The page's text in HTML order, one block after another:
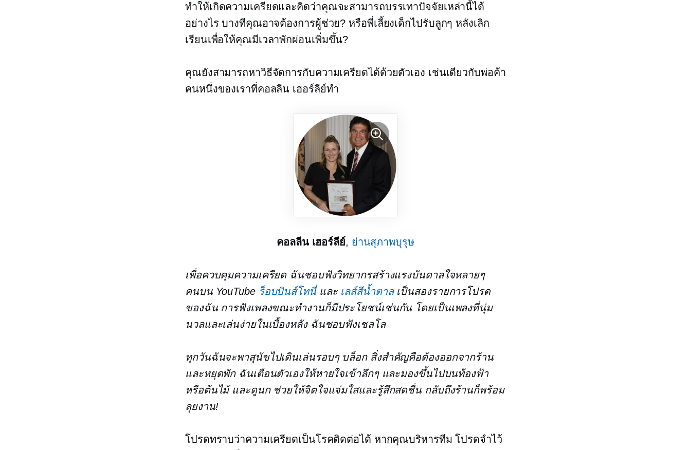
ทำให้เกิดความเครียดและคิดว่าคุณจะสามารถบรรเทาปัจจัยเหล่านี้ได้
อย่างไร บางทีคุณอาจต้องการผู้ช่วย? หรือพี่เลี้ยงเด็กไปรับลูกๆ หลังเลิก
เรียนเพื่อให้คุณมีเวลาพักผ่อนเพิ่มขึ้น?
คุณยังสามารถหาวิธีจัดการกับความเครียดได้ด้วยตัวเอง เช่นเดียวกับพ่อค้า
คนหนึ่งของเราที่คอลลีน เฮอร์ลีย์ทำ
คอลลีน เฮอร์ลีย์, ย่านสุภาพบุรุษ
เพื่อควบคุมความเครียด ฉันชอบฟังวิทยากรสร้างแรงบันดาลใจหลายๆ
คนบน YouTube ร็อบบินส์โทนี่และ เลส์สีน้ำตาลเป็นสองรายการโปรด
ของฉัน การฟังเพลงขณะทำงานก็มีประโยชน์เช่นกัน โดยเป็นเพลงที่นุ่ม
นวลและเล่นง่ายในเบื้องหลัง ฉันชอบฟังเชลโล
ทุกวันฉันจะพาสุนัขไปเดินเล่นรอบๆ บล็อก สิ่งสำคัญคือต้องออกจากร้าน
และหยุดพัก ฉันเตือนตัวเองให้หายใจเข้าลึกๆ และมองขึ้นไปบนท้องฟ้า
หรือต้นไม้ และดูนก ช่วยให้จิตใจแจ่มใสและรู้สึกสดชื่น กลับถึงร้านก็พร้อม
ลุยงาน!
โปรดทราบว่าความเครียดเป็นโรคติดต่อได้ หากคุณบริหารทีม โปรดจำไว้